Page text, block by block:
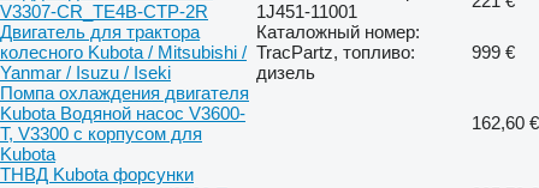
V3307-CR_TE4B-CTP-2R
1J451-11001
Двигатель для трактора
колесного Kubota / Mitsubishi /
Yanmar / Isuzu / Iseki
Каталожный номер:
TracPartz, топливо:
дизель
999 €
Помпа охлаждения двигателя
Kubota Водяной насос V3600-
T, V3300 с корпусом для
Kubota
162,60 €
ТНВД Kubota форсунки